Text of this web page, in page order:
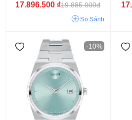
Vỏ màu xanh Vỏ màu xám
Vỏ màu vàng
Vỏ màu trắng
17.896.500 ₫19.885.000đ
So Sánh
-10%